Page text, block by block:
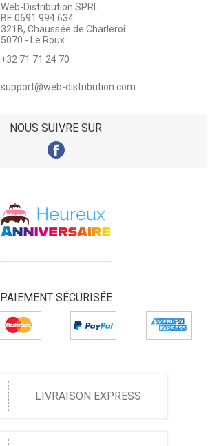
Web-Distribution SPRL
BE 0691 994 634
321B, Chaussée de Charleroi
5070 - Le Roux
+32 71 71 24 70
support@web-distribution.com
NOUS SUIVRE SUR
PAIEMENT SÉCURISÉE
LIVRAISON EXPRESS